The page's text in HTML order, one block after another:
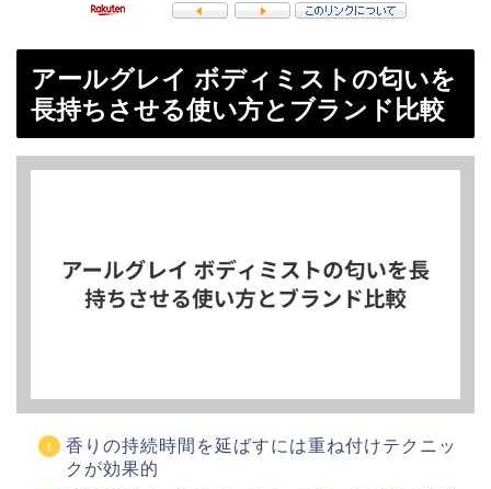
アールグレイ ボディミストの匂いを
長持ちさせる使い方とブランド比較
香りの持続時間を延ばすには重ね付けテクニッ
クが効果的